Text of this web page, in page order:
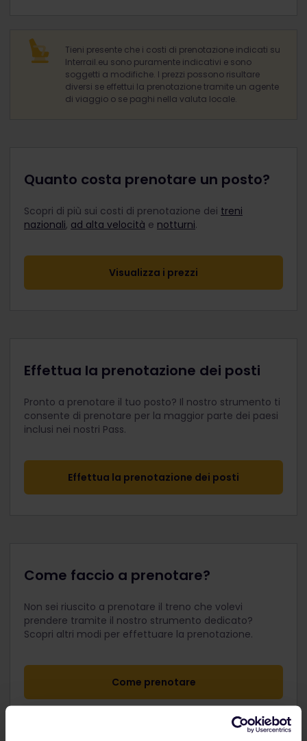
Tieni presente che i costi di prenotazione indicati su
Interrail.eu sono puramente indicativi e sono
soggetti a modifiche. I prezzi possono risultare
diversi se effettui la prenotazione tramite un agente
di viaggio o se paghi nella valuta locale.
Quanto costa prenotare un posto?
Scopri di più sui costi di prenotazione dei treni
nazionali, ad alta velocità e notturni.
Visualizza i prezzi
Effettua la prenotazione dei posti
Pronto a prenotare il tuo posto? Il nostro strumento ti
consente di prenotare per la maggior parte dei paesi
inclusi nei nostri Pass.
Effettua la prenotazione dei posti
Come faccio a prenotare?
Non sei riuscito a prenotare il treno che volevi
prendere tramite il nostro strumento dedicato?
Scopri altri modi per effettuare la prenotazione.
Come prenotare